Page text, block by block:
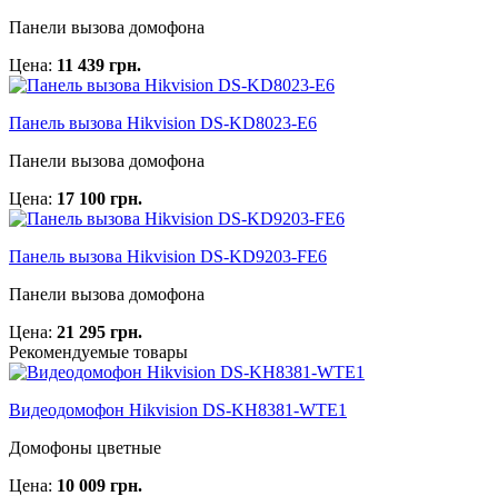
Панели вызова домофона
Цена: 11 439 грн.
Панель вызова Hikvision DS-KD8023-E6
Панели вызова домофона
Цена: 17 100 грн.
Панель вызова Hikvision DS-KD9203-FE6
Панели вызова домофона
Цена: 21 295 грн.
Рекомендуемые товары
Видеодомофон Hikvision DS-KH8381-WTE1
Домофоны цветные
Цена: 10 009 грн.